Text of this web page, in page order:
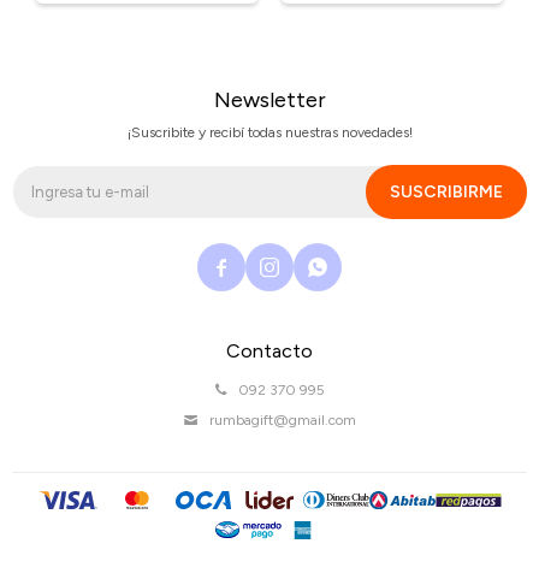
Contacto
092 370 995
rumbagift@gmail.com
Newsletter
¡Suscribite y recibí todas nuestras novedades!
SUSCRIBIRME
  